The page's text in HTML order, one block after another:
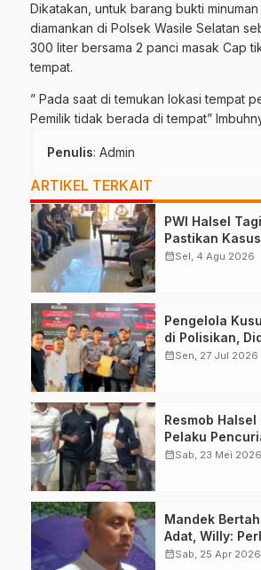
Dikatakan, untuk barang bukti
diamankan di Polsek Wasile Selatan
300 liter bersama 2 panci masak Cap
tempat.
” Pada saat di temukan lokasi tempat
Pemilik tidak berada di tempat”
Penulis: Admin
ARTIKEL TERKAIT
PWI Halsel
Pastikan
calendar_monthSel, 4 Agu 2026
Pengelola
di Polisikan,
Kerja Jurnalis
calendar_monthSen, 27 Jul 2026
Resmob
Pelaku
Lampu Jalan
calendar_monthSab, 23 Mei 2026
Mandek
Adat, Willy:
Pemda, DPRD
calendar_monthSab, 25 Apr 2026